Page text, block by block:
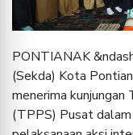
PONTIANAK
(Sekda) Kota
menerima kunjungan
(TPPS) Pusat dalam
pelaksanaan aksi